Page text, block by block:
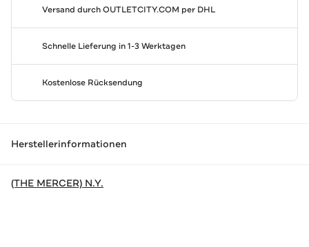
Versand durchOUTLETCITY.COM per DHL
Schnelle Lieferung in 1-3 Werktagen
Kostenlose Rücksendung
Herstellerinformationen
(THE MERCER) N.Y.